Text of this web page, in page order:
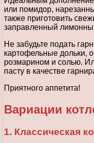
или помидор,
также приготовить
заправленный
Не забудьте подать
картофельные дольки,
розмарином и солью.
пасту в качестве
Приятного аппетита!
Вариации
1. Классическая